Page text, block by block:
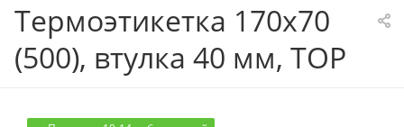
Термоэтикетка 170x70
(500), втулка 40 мм, TOP